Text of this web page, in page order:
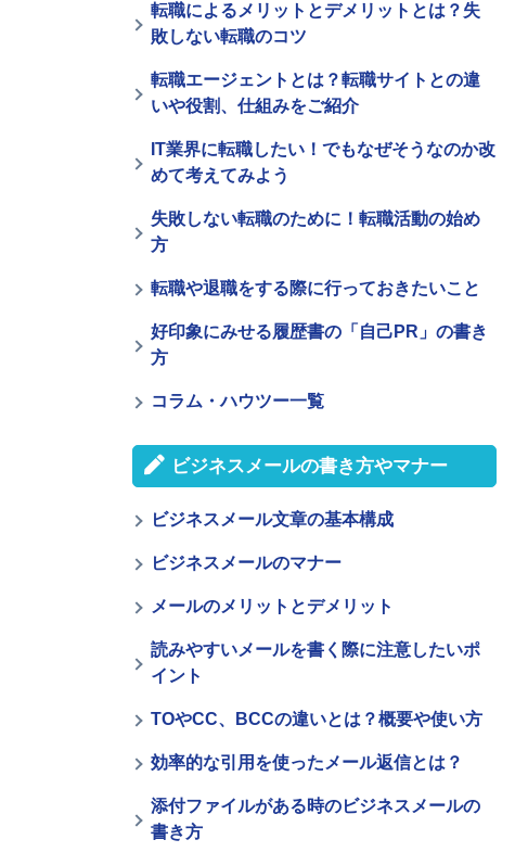
転職によるメリットとデメリットとは？失
敗しない転職のコツ
転職エージェントとは？転職サイトとの違
いや役割、仕組みをご紹介
IT業界に転職したい！でもなぜそうなのか改
めて考えてみよう
失敗しない転職のために！転職活動の始め
方
転職や退職をする際に行っておきたいこと
好印象にみせる履歴書の「自己PR」の書き
方
コラム・ハウツー一覧
ビジネスメールの書き方やマナー
ビジネスメール文章の基本構成
ビジネスメールのマナー
メールのメリットとデメリット
読みやすいメールを書く際に注意したいポ
イント
TOやCC、BCCの違いとは？概要や使い方
効率的な引用を使ったメール返信とは？
添付ファイルがある時のビジネスメールの
書き方